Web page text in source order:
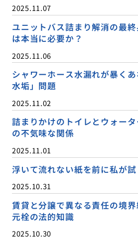
2025.11.07
ユニットバス詰まり解消の最終
は本当に必要か？
2025.11.06
シャワーホース水漏れが暴く
水垢」問題
2025.11.02
詰まりかけのトイレとウォー
の不気味な関係
2025.11.01
浮いて流れない紙を前に私が
2025.10.31
賃貸と分譲で異なる責任の境
元栓の法的知識
2025.10.30